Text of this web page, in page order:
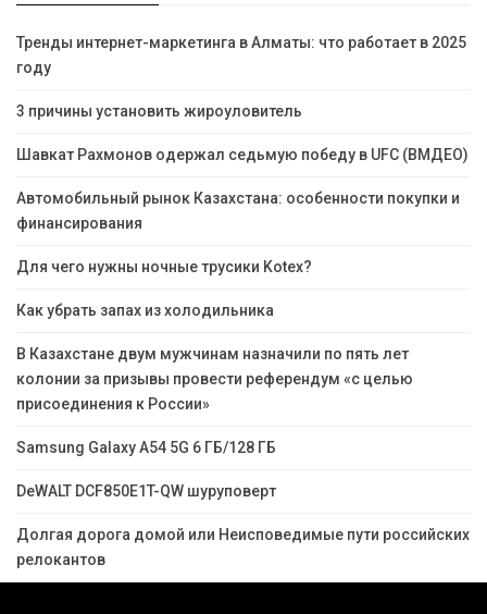
Тренды интернет-маркетинга в Алматы: что работает в 2025
году
3 причины установить жироуловитель
Шавкат Рахмонов одержал седьмую победу в UFC (ВМДЕО)
Автомобильный рынок Казахстана: особенности покупки и
финансирования
Для чего нужны ночные трусики Kotex?
Как убрать запах из холодильника
В Казахстане двум мужчинам назначили по пять лет
колонии за призывы провести референдум «с целью
присоединения к России»
Samsung Galaxy A54 5G 6 ГБ/128 ГБ
DeWALT DCF850E1T-QW шуруповерт
Долгая дорога домой или Неисповедимые пути российских
релокантов